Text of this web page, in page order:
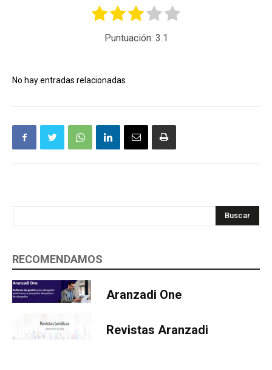
Puntuación: 3.1
No hay entradas relacionadas
Buscar
RECOMENDAMOS
Aranzadi One
Revistas Aranzadi